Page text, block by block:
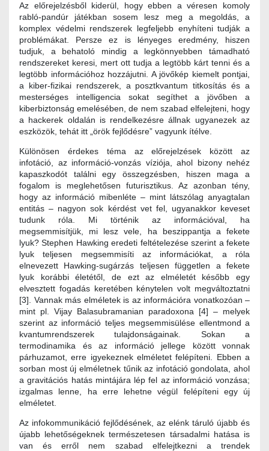
Az előrejelzésből kiderül, hogy ebben a véresen komoly
rabló-pandúr játékban sosem lesz meg a megoldás, a
komplex védelmi rendszerek legfeljebb enyhíteni tudják a
problémákat. Persze ez is lényeges eredmény, hiszen
tudjuk, a behatoló mindig a legkönnyebben támadható
rendszereket keresi, mert ott tudja a legtöbb kárt tenni és a
legtöbb információhoz hozzájutni. A jövőkép kiemelt pontjai,
a kiber-fizikai rendszerek, a posztkvantum titkosítás és a
mesterséges intelligencia sokat segíthet a jövőben a
kiberbiztonság emelésében, de nem szabad elfelejteni, hogy
a hackerek oldalán is rendelkezésre állnak ugyanezek az
eszközök, tehát itt „örök fejlődésre” vagyunk ítélve.
Különösen érdekes téma az előrejelzések között az
infotáció, az információ-vonzás víziója, ahol bizony nehéz
kapaszkodót találni egy összegzésben, hiszen maga a
fogalom is meglehetősen futurisztikus. Az azonban tény,
hogy az információ mibenléte – mint látszólag anyagtalan
entitás – nagyon sok kérdést vet fel, ugyanakkor keveset
tudunk róla. Mi történik az információval, ha
megsemmisítjük, mi lesz vele, ha beszippantja a fekete
lyuk? Stephen Hawking eredeti feltételezése szerint a fekete
lyuk teljesen megsemmisíti az információkat, a róla
elnevezett Hawking-sugárzás teljesen független a fekete
lyuk korábbi életétől, de ezt az elméletét később egy
elvesztett fogadás keretében kénytelen volt megváltoztatni
[3]. Vannak más elméletek is az információra vonatkozóan –
mint pl. Vijay Balasubramanian paradoxona [4] – melyek
szerint az információ teljes megsemmisülése ellentmond a
kvantumrendszerek tulajdonságainak. Sokan a
termodinamika és az információ jellege között vonnak
párhuzamot, erre igyekeznek elméletet felépíteni. Ebben a
sorban most új elméletnek tűnik az infotáció gondolata, ahol
a gravitációs hatás mintájára lép fel az információ vonzása;
izgalmas lenne, ha erre lehetne végül felépíteni egy új
elméletet.
Az infokommunikáció fejlődésének, az elénk táruló újabb és
újabb lehetőségeknek természetesen társadalmi hatása is
van és erről nem szabad elfelejtkezni a trendek